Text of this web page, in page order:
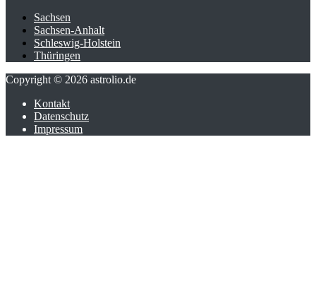
Sachsen
Sachsen-Anhalt
Schleswig-Holstein
Thüringen
Copyright © 2026 astrolio.de
Kontakt
Datenschutz
Impressum